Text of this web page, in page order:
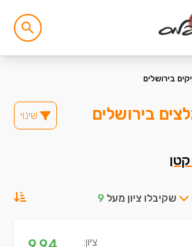
בירושלים
בירושלים שינוי
שקיבלו ציון מעל 9
ציון: